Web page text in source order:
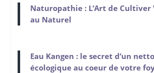
Naturopathie : L’Art de Cultiver
au Naturel
Eau Kangen : le secret d’un
écologique au coeur de votre